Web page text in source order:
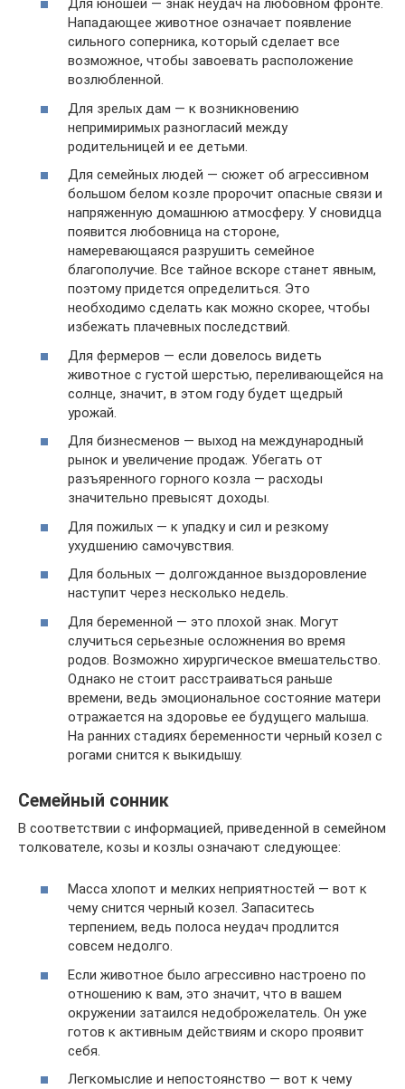
Для юношей — знак неудач на любовном фронте.
Нападающее животное означает появление
сильного соперника, который сделает все
возможное, чтобы завоевать расположение
возлюбленной.
Для зрелых дам — к возникновению
непримиримых разногласий между
родительницей и ее детьми.
Для семейных людей — сюжет об агрессивном
большом белом козле пророчит опасные связи и
напряженную домашнюю атмосферу. У сновидца
появится любовница на стороне,
намеревающаяся разрушить семейное
благополучие. Все тайное вскоре станет явным,
поэтому придется определиться. Это
необходимо сделать как можно скорее, чтобы
избежать плачевных последствий.
Для фермеров — если довелось видеть
животное с густой шерстью, переливающейся на
солнце, значит, в этом году будет щедрый
урожай.
Для бизнесменов — выход на международный
рынок и увеличение продаж. Убегать от
разъяренного горного козла — расходы
значительно превысят доходы.
Для пожилых — к упадку и сил и резкому
ухудшению самочувствия.
Для больных — долгожданное выздоровление
наступит через несколько недель.
Для беременной — это плохой знак. Могут
случиться серьезные осложнения во время
родов. Возможно хирургическое вмешательство.
Однако не стоит расстраиваться раньше
времени, ведь эмоциональное состояние матери
отражается на здоровье ее будущего малыша.
На ранних стадиях беременности черный козел с
рогами снится к выкидышу.
Семейный сонник
В соответствии с информацией, приведенной в семейном
толкователе, козы и козлы означают следующее:
Масса хлопот и мелких неприятностей — вот к
чему снится черный козел. Запаситесь
терпением, ведь полоса неудач продлится
совсем недолго.
Если животное было агрессивно настроено по
отношению к вам, это значит, что в вашем
окружении затаился недоброжелатель. Он уже
готов к активным действиям и скоро проявит
себя.
Легкомыслие и непостоянство — вот к чему